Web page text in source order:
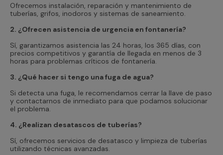
Ofrecemos instalación, reparación y mantenimiento de
tuberías, grifos, inodoros y sistemas de saneamiento.
2. ¿Ofrecen asistencia de urgencia en fontanería?
Sí, garantizamos asistencia las 24 horas, los 365 días, con
precios competitivos y garantía de llegada en menos de 3
horas para problemas críticos de fontanería.
3. ¿Qué hacer si tengo una fuga de agua?
Si detecta una fuga, le recomendamos cerrar la llave de paso
y contactarnos de inmediato para que podamos solucionar
el problema.
4. ¿Realizan desatascos de tuberías?
Sí, ofrecemos servicios de desatasco y limpieza de tuberías
utilizando técnicas avanzadas.